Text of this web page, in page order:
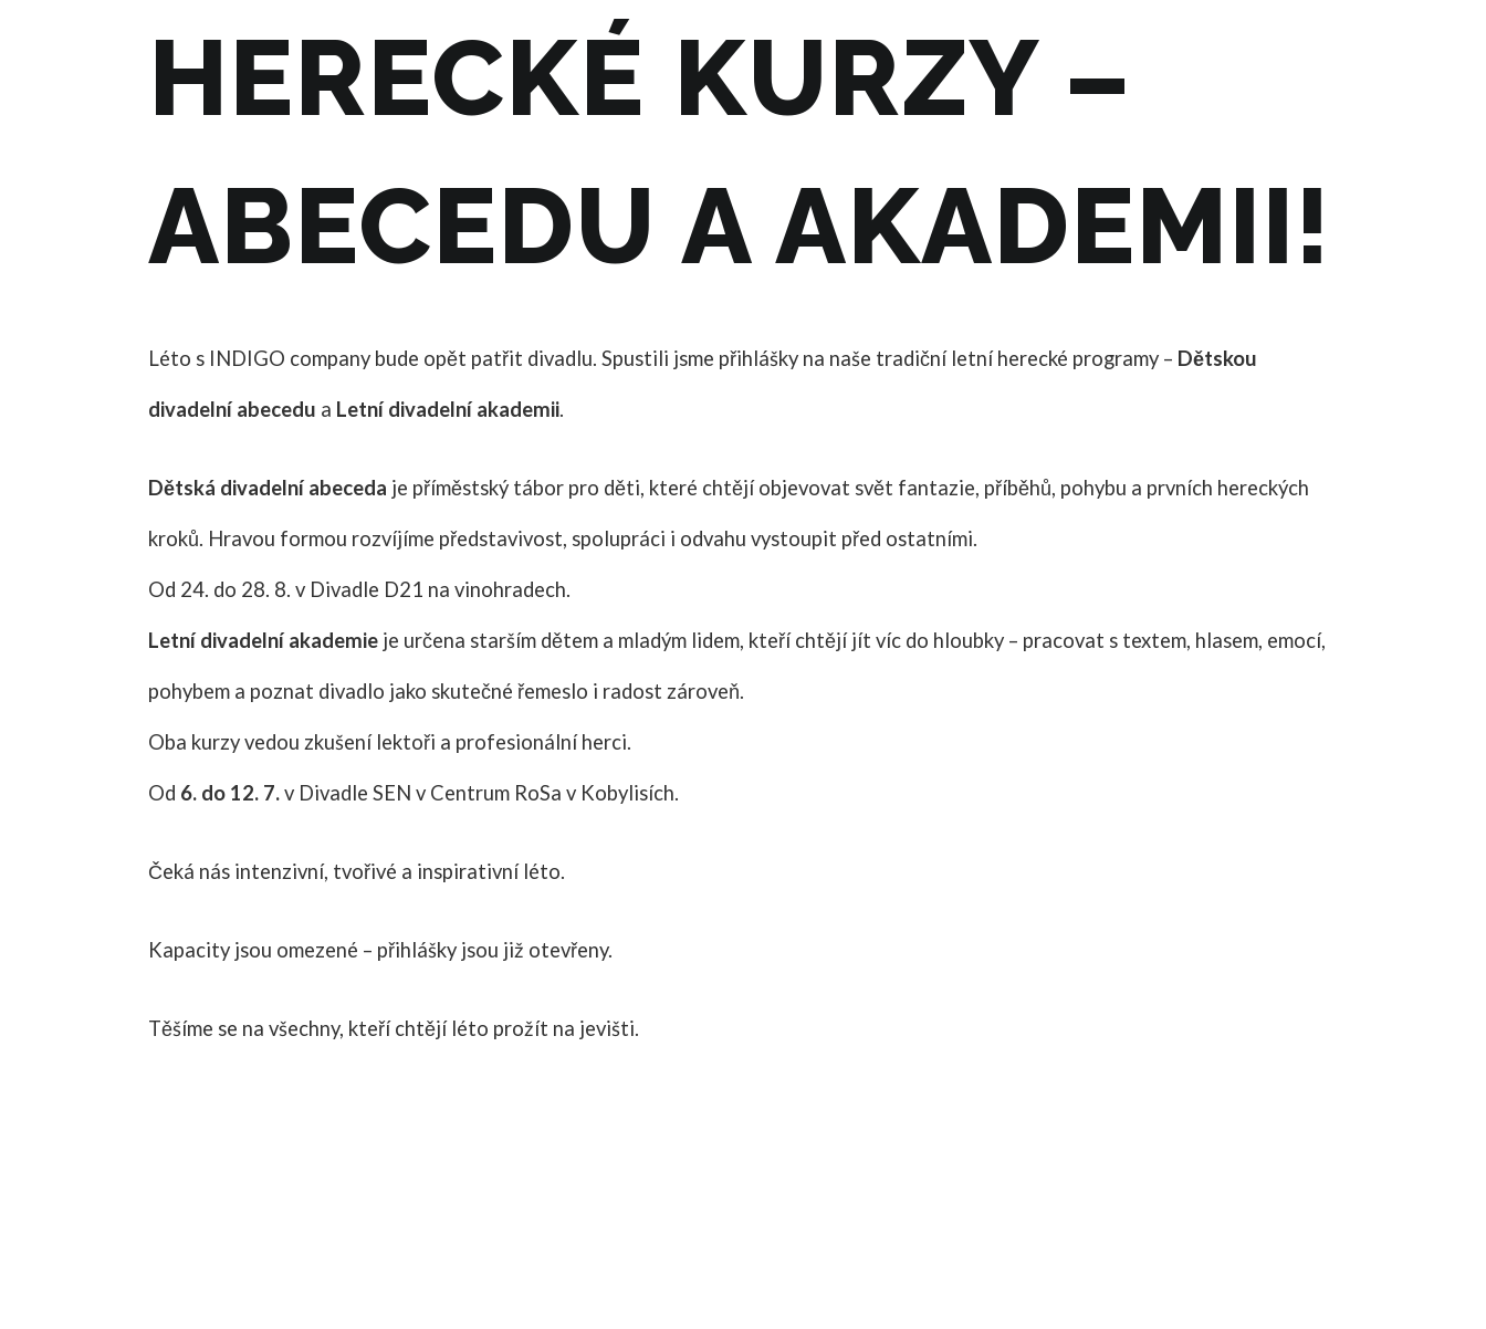
HERECKÉ KURZY –
ABECEDU A AKADEMII!
Léto s INDIGO company bude opět patřit divadlu. Spustili jsme přihlášky na naše tradiční letní herecké programy – Dětskou
divadelní abecedu a Letní divadelní akademii.
Dětská divadelní abeceda je příměstský tábor pro děti, které chtějí objevovat svět fantazie, příběhů, pohybu a prvních hereckých
kroků. Hravou formou rozvíjíme představivost, spolupráci i odvahu vystoupit před ostatními.
Od 24. do 28. 8. v Divadle D21 na vinohradech.
Letní divadelní akademie je určena starším dětem a mladým lidem, kteří chtějí jít víc do hloubky – pracovat s textem, hlasem, emocí,
pohybem a poznat divadlo jako skutečné řemeslo i radost zároveň.
Oba kurzy vedou zkušení lektoři a profesionální herci.
Od 6. do 12. 7.v Divadle SEN v Centrum RoSa v Kobylisích.
Čeká nás intenzivní, tvořivé a inspirativní léto.
Kapacity jsou omezené – přihlášky jsou již otevřeny.
Těšíme se na všechny, kteří chtějí léto prožít na jevišti.